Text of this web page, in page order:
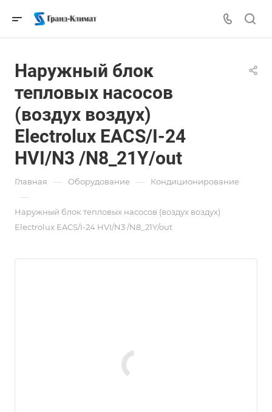
Наружный блок
тепловых насосов
(воздух воздух)
Electrolux EACS/I-24
HVI/N3 /N8_21Y/out
Главная — Оборудование — Кондиционирование
—
Наружный блок тепловых насосов (воздух воздух)
Electrolux EACS/I-24 HVI/N3 /N8_21Y/out